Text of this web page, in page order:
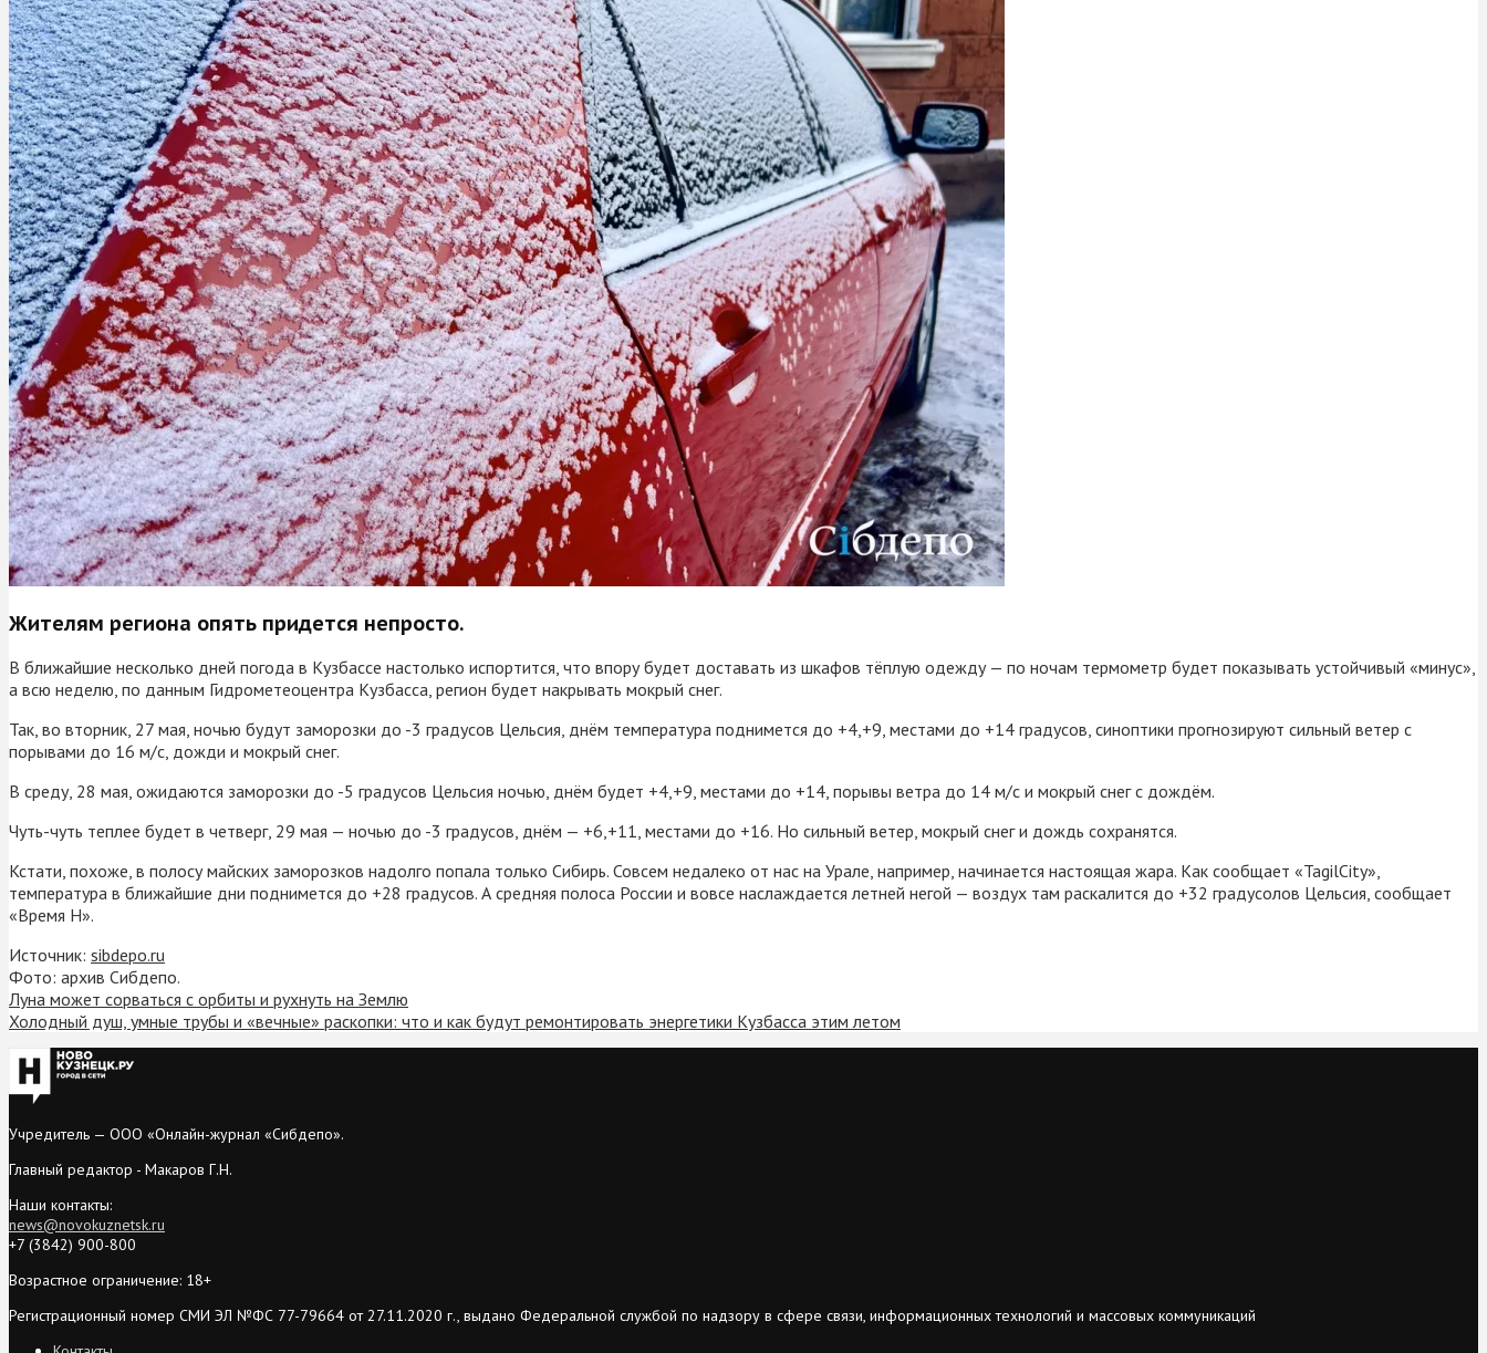
Жителям региона опять придется непросто.
В ближайшие несколько дней погода в Кузбассе настолько испортится, что впору будет доставать из шкафов тёплую одежду — по ночам термометр будет показывать устойчивый «минус»,
а всю неделю, по данным Гидрометеоцентра Кузбасса, регион будет накрывать мокрый снег.
Так, во вторник, 27 мая, ночью будут заморозки до -3 градусов Цельсия, днём температура поднимется до +4,+9, местами до +14 градусов, синоптики прогнозируют сильный ветер с
порывами до 16 м/с, дожди и мокрый снег.
В среду, 28 мая, ожидаются заморозки до -5 градусов Цельсия ночью, днём будет +4,+9, местами до +14, порывы ветра до 14 м/с и мокрый снег с дождём.
Чуть-чуть теплее будет в четверг, 29 мая — ночью до -3 градусов, днём — +6,+11, местами до +16. Но сильный ветер, мокрый снег и дождь сохранятся.
Кстати, похоже, в полосу майских заморозков надолго попала только Сибирь. Совсем недалеко от нас на Урале, например, начинается настоящая жара. Как сообщает «TagilCity»,
температура в ближайшие дни поднимется до +28 градусов. А средняя полоса России и вовсе наслаждается летней негой — воздух там раскалится до +32 градусолов Цельсия, сообщает
«Время Н».
Источник: sibdepo.ru
Фото: архив Сибдепо.
Луна может сорваться с орбиты и рухнуть на Землю
Холодный душ, умные трубы и «вечные» раскопки: что и как будут ремонтировать энергетики Кузбасса этим летом
Учредитель — ООО «Онлайн-журнал «Сибдепо».
Главный редактор - Макаров Г.Н.
Наши контакты:
news@novokuznetsk.ru
+7 (3842) 900-800
Возрастное ограничение: 18+
Регистрационный номер СМИ ЭЛ №ФС 77-79664 от 27.11.2020 г., выдано Федеральной службой по надзору в сфере связи, информационных технологий и массовых коммуникаций